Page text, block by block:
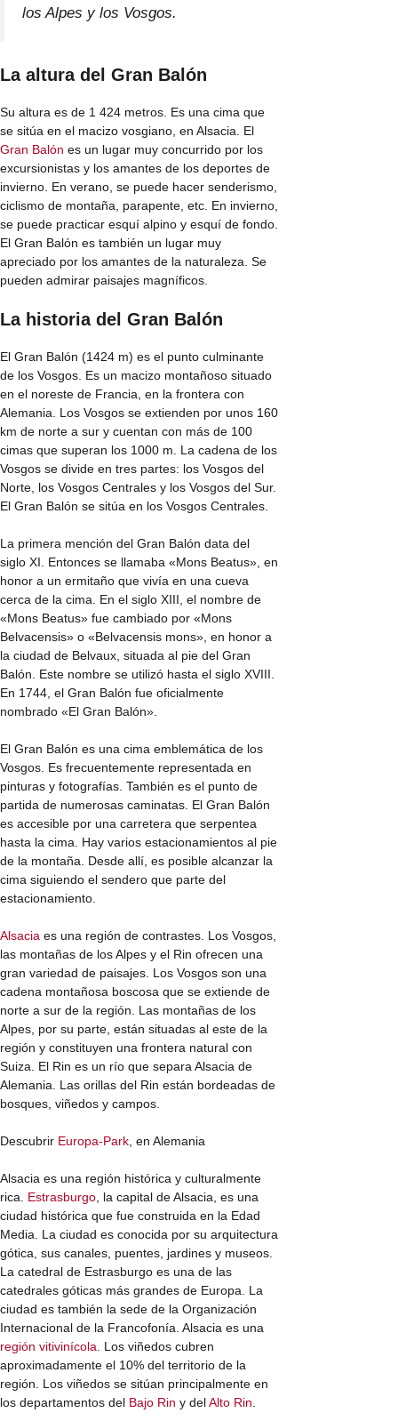
los Alpes y los Vosgos.
La altura del Gran Balón
Su altura es de 1 424 metros. Es una cima que
se sitúa en el macizo vosgiano, en Alsacia. El
Gran Balón es un lugar muy concurrido por los
excursionistas y los amantes de los deportes de
invierno. En verano, se puede hacer senderismo,
ciclismo de montaña, parapente, etc. En invierno,
se puede practicar esquí alpino y esquí de fondo.
El Gran Balón es también un lugar muy
apreciado por los amantes de la naturaleza. Se
pueden admirar paisajes magníficos.
La historia del Gran Balón
El Gran Balón (1424 m) es el punto culminante
de los Vosgos. Es un macizo montañoso situado
en el noreste de Francia, en la frontera con
Alemania. Los Vosgos se extienden por unos 160
km de norte a sur y cuentan con más de 100
cimas que superan los 1000 m. La cadena de los
Vosgos se divide en tres partes: los Vosgos del
Norte, los Vosgos Centrales y los Vosgos del Sur.
El Gran Balón se sitúa en los Vosgos Centrales.
La primera mención del Gran Balón data del
siglo XI. Entonces se llamaba «Mons Beatus», en
honor a un ermitaño que vivía en una cueva
cerca de la cima. En el siglo XIII, el nombre de
«Mons Beatus» fue cambiado por «Mons
Belvacensis» o «Belvacensis mons», en honor a
la ciudad de Belvaux, situada al pie del Gran
Balón. Este nombre se utilizó hasta el siglo XVIII.
En 1744, el Gran Balón fue oficialmente
nombrado «El Gran Balón».
El Gran Balón es una cima emblemática de los
Vosgos. Es frecuentemente representada en
pinturas y fotografías. También es el punto de
partida de numerosas caminatas. El Gran Balón
es accesible por una carretera que serpentea
hasta la cima. Hay varios estacionamientos al pie
de la montaña. Desde allí, es posible alcanzar la
cima siguiendo el sendero que parte del
estacionamiento.
Alsacia es una región de contrastes. Los Vosgos,
las montañas de los Alpes y el Rin ofrecen una
gran variedad de paisajes. Los Vosgos son una
cadena montañosa boscosa que se extiende de
norte a sur de la región. Las montañas de los
Alpes, por su parte, están situadas al este de la
región y constituyen una frontera natural con
Suiza. El Rin es un río que separa Alsacia de
Alemania. Las orillas del Rin están bordeadas de
bosques, viñedos y campos.
Descubrir Europa-Park , en Alemania
Alsacia es una región histórica y culturalmente
rica. Estrasburgo , la capital de Alsacia, es una
ciudad histórica que fue construida en la Edad
Media. La ciudad es conocida por su arquitectura
gótica, sus canales, puentes, jardines y museos.
La catedral de Estrasburgo es una de las
catedrales góticas más grandes de Europa. La
ciudad es también la sede de la Organización
Internacional de la Francofonía. Alsacia es una
región vitivinícola . Los viñedos cubren
aproximadamente el 10% del territorio de la
región. Los viñedos se sitúan principalmente en
los departamentos del Bajo Rin y delAlto Rin